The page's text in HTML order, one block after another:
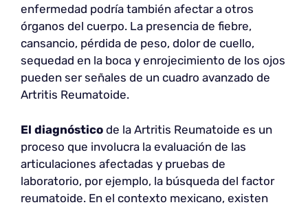
enfermedad podría también afectar a otros
órganos del cuerpo. La presencia de fiebre,
cansancio, pérdida de peso, dolor de cuello,
sequedad en la boca y enrojecimiento de los ojos
pueden ser señales de un cuadro avanzado de
Artritis Reumatoide.
El diagnóstico de la Artritis Reumatoide es un
proceso que involucra la evaluación de las
articulaciones afectadas y pruebas de
laboratorio, por ejemplo, la búsqueda del factor
reumatoide. En el contexto mexicano, existen